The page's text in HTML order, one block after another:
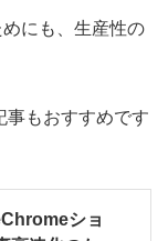
にも、生産性の
事もおすすめです
ショ